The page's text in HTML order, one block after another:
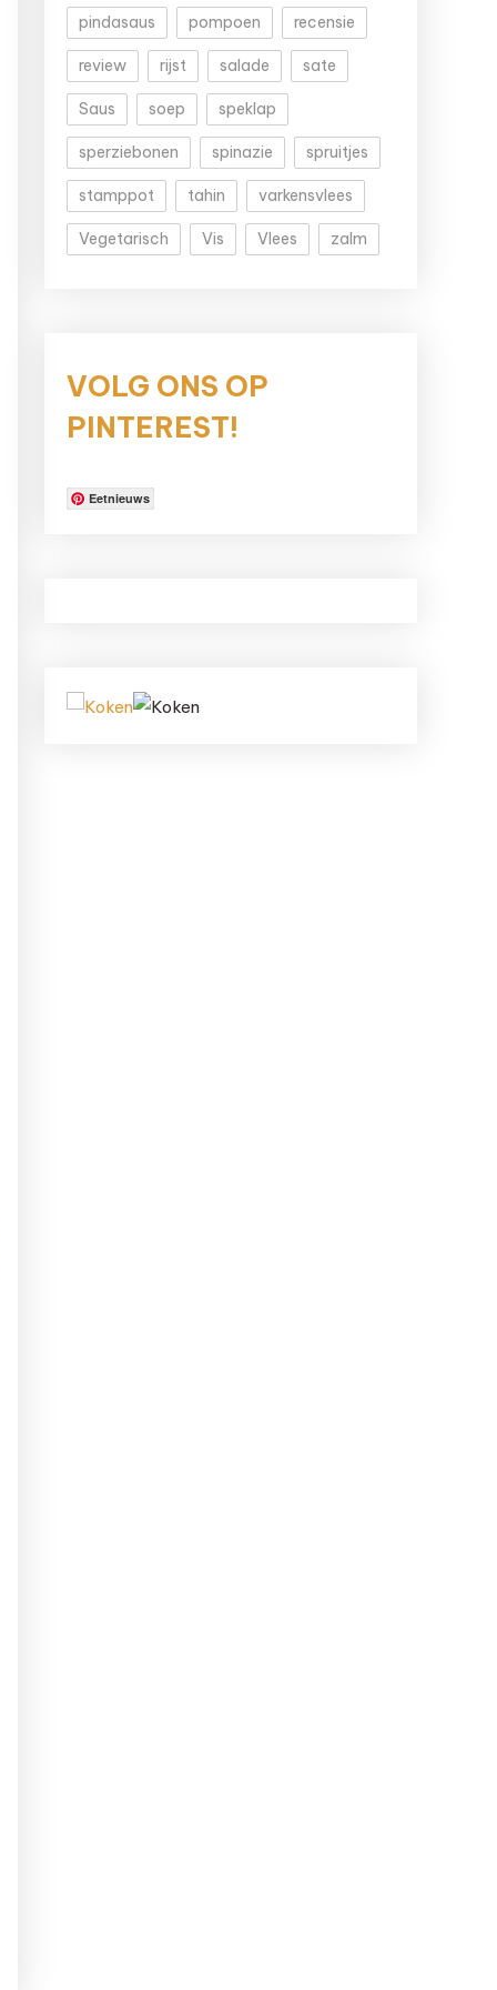
pindasaus pompoen recensie
review rijst salade sate
Saus soep speklap
sperziebonen spinazie spruitjes
stamppot tahin varkensvlees
Vegetarisch Vis Vlees zalm
VOLG ONS OP
PINTEREST!
Eetnieuws